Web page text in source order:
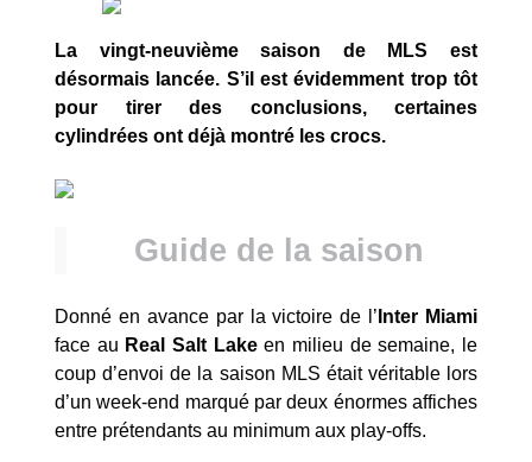
La vingt-neuvième saison de MLS est
désormais lancée. S’il est évidemment trop tôt
pour tirer des conclusions, certaines
cylindrées ont déjà montré les crocs.
Guide de la saison
Donné en avance par la victoire de l’ Inter Miami
face au Real Salt Lakeen milieu de semaine, le
coup d’envoi de la saison MLS était véritable lors
d’un week-end marqué par deux énormes affiches
entre prétendants au minimum aux play-offs.